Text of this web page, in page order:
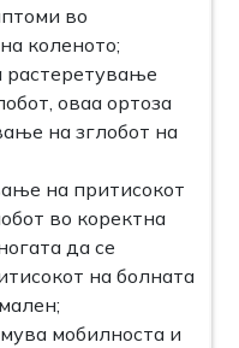
во
коленото;
растеретување
оваа ортоза
на зглобот на
на притисокот
во коректна
да се
на болната
мобилноста и